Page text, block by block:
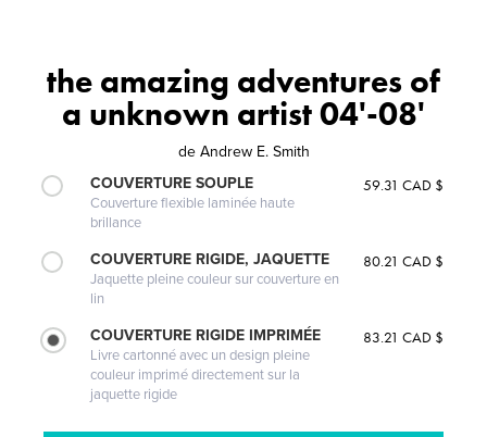
the amazing adventures of
a unknown artist 04'-08'
de Andrew E. Smith
COUVERTURE SOUPLE
Couverture flexible laminée haute
brillance
59.31 CAD $
COUVERTURE RIGIDE, JAQUETTE
Jaquette pleine couleur sur couverture en
lin
80.21 CAD $
COUVERTURE RIGIDE IMPRIMÉE
Livre cartonné avec un design pleine
couleur imprimé directement sur la
jaquette rigide
83.21 CAD $